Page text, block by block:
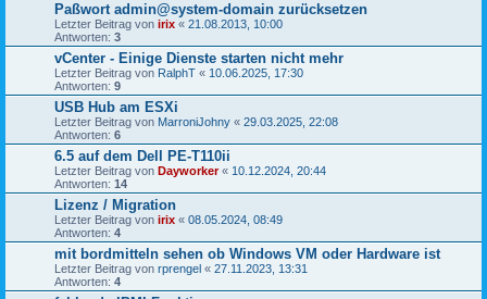
Paßwort admin@system-domain zurücksetzen
Letzter Beitrag von irix « 21.08.2013, 10:00
Antworten: 3
vCenter - Einige Dienste starten nicht mehr
Letzter Beitrag von RalphT « 10.06.2025, 17:30
Antworten: 9
USB Hub am ESXi
Letzter Beitrag von MarroniJohny « 29.03.2025, 22:08
Antworten: 6
6.5 auf dem Dell PE-T110ii
Letzter Beitrag von Dayworker« 10.12.2024, 20:44
Antworten: 14
Lizenz / Migration
Letzter Beitrag von irix « 08.05.2024, 08:49
Antworten: 4
mit bordmitteln sehen ob Windows VM oder Hardware ist
Letzter Beitrag von rprengel « 27.11.2023, 13:31
Antworten: 4